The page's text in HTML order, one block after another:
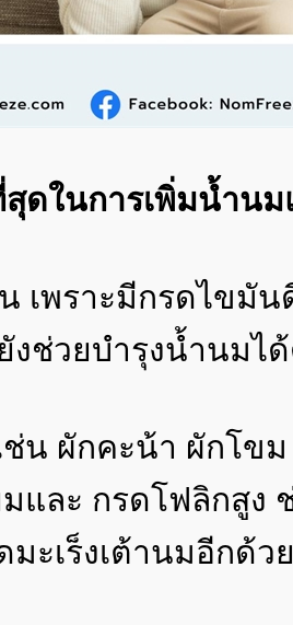
ดในการเพิ่มน้ำน
เพราะมีกรดไขมั
งช่วยบำรุงน้ำนมไ
ช่น ผักคะน้า ผักโข
และ กรดโฟลิกสูง
มะเร็งเต้านมอีกด้ว